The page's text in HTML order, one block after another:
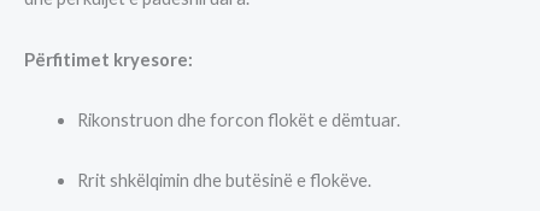
Përfitimet kryesore:
Rikonstruon dhe forcon flokët e dëmtuar.
Rrit shkëlqimin dhe butësinë e flokëve.